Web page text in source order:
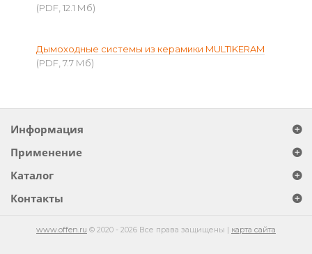
(PDF, 12.1 Мб)
Дымоходные системы из керамики MULTIKERAM
(PDF, 7.7 Мб)
Информация
Применение
Каталог
Контакты
www.offen.ru © 2020 - 2026 Все права защищены | карта сайта